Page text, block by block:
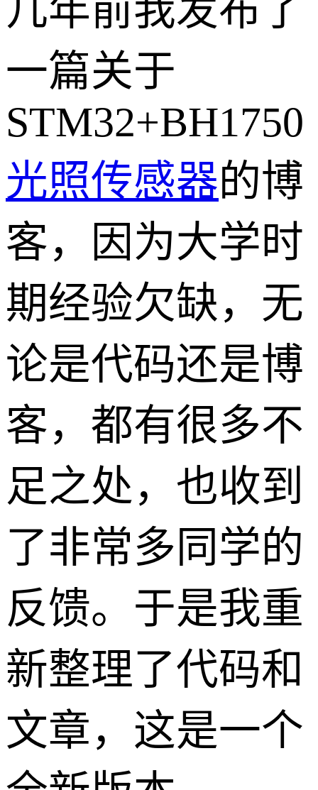
几年前我发布了
一篇关于
STM32+BH1750
光照传感器的博
客，因为大学时
期经验欠缺，无
论是代码还是博
客，都有很多不
足之处，也收到
了非常多同学的
反馈。于是我重
新整理了代码和
文章，这是一个